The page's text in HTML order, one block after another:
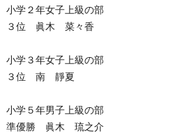
小学２年女子上級の部
３位 眞木 菜々香
小学３年女子上級の部
３位 南 靜夏
小学５年男子上級の部
準優勝 眞木 琉之介